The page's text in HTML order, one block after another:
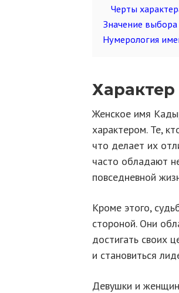
Черты
Значение
Нумерология
Женское имя
характером. Те,
что делает их
часто обладают
повседневной
Кроме этого,
стороной. Они
достигать своих
и становиться
Девушки и